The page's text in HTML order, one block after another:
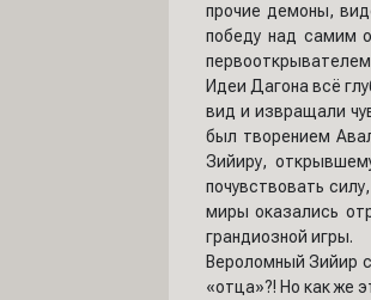
прочие демоны,
победу над самим
Идеи Дагона всё
вид и извращали
был творением
Зийиру,
почувствовать
миры оказались
грандиозной игры.
Вероломный Зийир
«отца»?! Но как же